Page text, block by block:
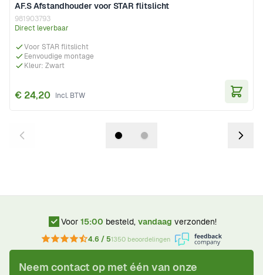
AF.S Afstandhouder voor STAR flitslicht
981903793
Direct leverbaar
Voor STAR flitslicht
Eenvoudige montage
Kleur: Zwart
€ 24,20
Voor 15:00 besteld, vandaag verzonden!
4.6 / 51350 beoordelingen
Neem contact op met één van onze